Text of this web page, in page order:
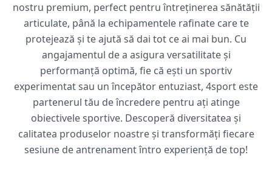
nostru premium, perfect pentru întreținerea sănătății
articulate, până la echipamentele rafinate care te
protejează și te ajută să dai tot ce ai mai bun. Cu
angajamentul de a asigura versatilitate și
performanță optimă, fie că ești un sportiv
experimentat sau un începător entuziast, 4sport este
partenerul tău de încredere pentru ați atinge
obiectivele sportive. Descoperă diversitatea și
calitatea produselor noastre și transformăți fiecare
sesiune de antrenament întro experiență de top!